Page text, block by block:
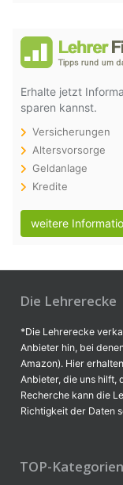
Erhalte jetzt
sparen kannst.
Versicherungen
Altersvorsorge
Geldanlage
Kredite
weitere
Die Lehrerecke
*Die Lehrerecke
Anbieter hin, bei
Amazon). Hier
Anbieter, die uns hilft,
Recherche kann die
Richtigkeit der Daten
TOP-Kategorien